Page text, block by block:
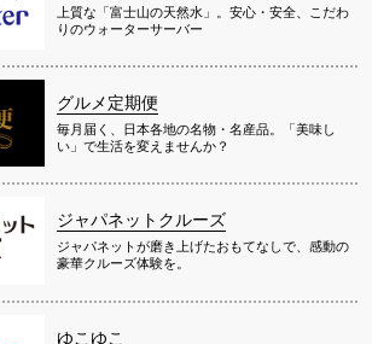
上質な「富士山の天然水」。安心・安全、こだわ
りのウォーターサーバー
グルメ定期便
毎月届く、日本各地の名物・名産品。「美味し
い」で生活を変えませんか？
ジャパネットクルーズ
ジャパネットが磨き上げたおもてなしで、感動の
豪華クルーズ体験を。
ゆこゆこ